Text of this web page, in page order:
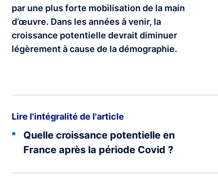
par une plus forte mobilisation de la main
d’œuvre. Dans les années à venir, la
croissance potentielle devrait diminuer
légèrement à cause de la démographie.
Lire l'intégralité de l'article
Quelle croissance potentielle en
France après la période Covid ?